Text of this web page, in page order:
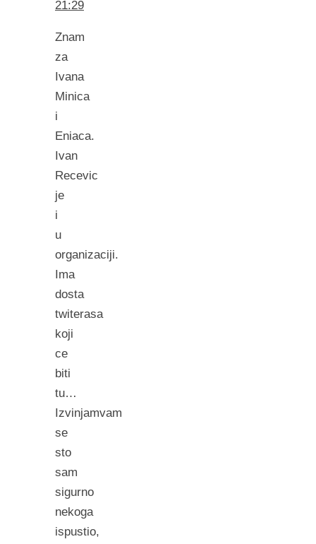
21:29
Znam
za
Ivana
Minica
i
Eniaca.
Ivan
Recevic
je
i
u
organizaciji.
Ima
dosta
twiterasa
koji
ce
biti
tu…
Izvinjamvam
se
sto
sam
sigurno
nekoga
ispustio,